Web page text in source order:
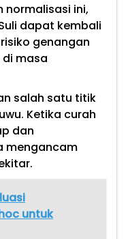
normalisasi ini,
dapat kembali
genangan
masa
salah satu titik
Ketika curah
dan
mengancam
untuk